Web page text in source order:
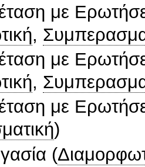
με
,
με
,
με
)
(